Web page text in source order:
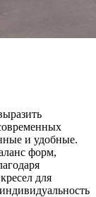
и удобные.
форм,
для